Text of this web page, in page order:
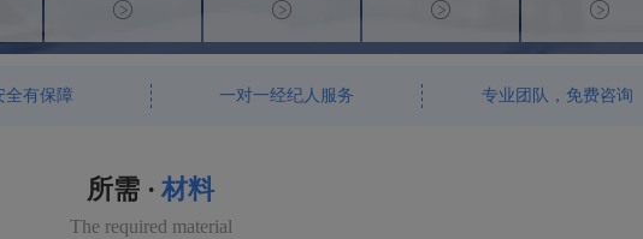
办理相关手续
相关证书
资金支付卖家
全有保障 一对一经纪人服务 专业团队，免费咨询
所需 · 材料
The required material